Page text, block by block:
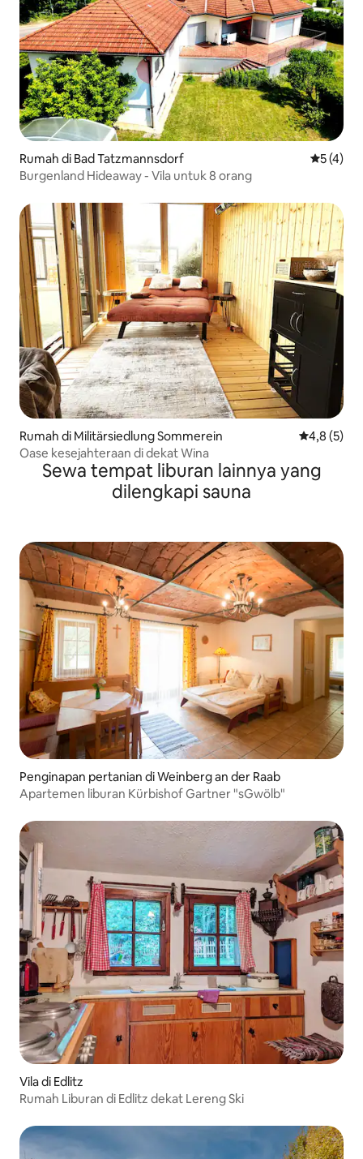
Rumah di Bad Tatzmannsdorf Nilai
5 (4)
Burgenland Hideaway - Vila untuk 8 orang
Rumah di Militärsiedlung Sommerein Nilai rata-
4,8 (5)
Oase kesejahteraan di dekat Wina
Sewa tempat liburan lainnya yang
dilengkapi sauna
Penginapan pertanian di Weinberg an der Raab
Apartemen liburan Kürbishof Gartner "sGwölb"
Vila di Edlitz
Rumah Liburan di Edlitz dekat Lereng Ski